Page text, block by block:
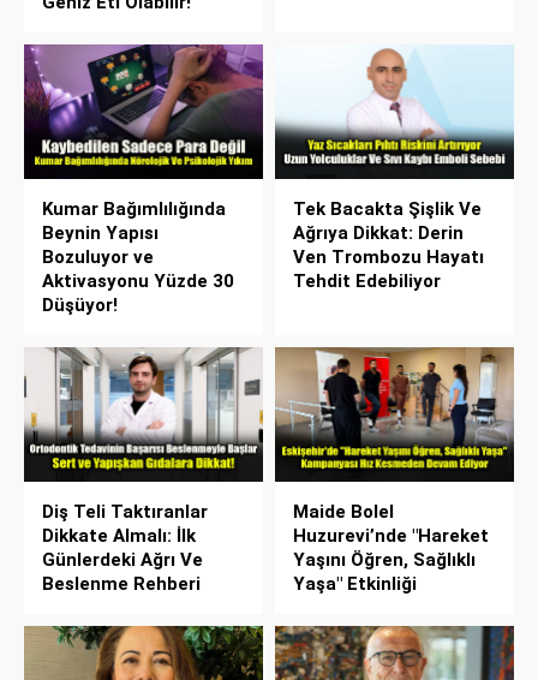
Kumar Bağımlılığında
Beynin Yapısı
Bozuluyor ve
Aktivasyonu Yüzde 30
Düşüyor!
Tek Bacakta Şişlik Ve
Ağrıya Dikkat: Derin
Ven Trombozu Hayatı
Tehdit Edebiliyor
Diş Teli Taktıranlar
Dikkate Almalı: İlk
Günlerdeki Ağrı Ve
Beslenme Rehberi
Maide Bolel
Huzurevi’nde "Hareket
Yaşını Öğren, Sağlıklı
Yaşa" Etkinliği